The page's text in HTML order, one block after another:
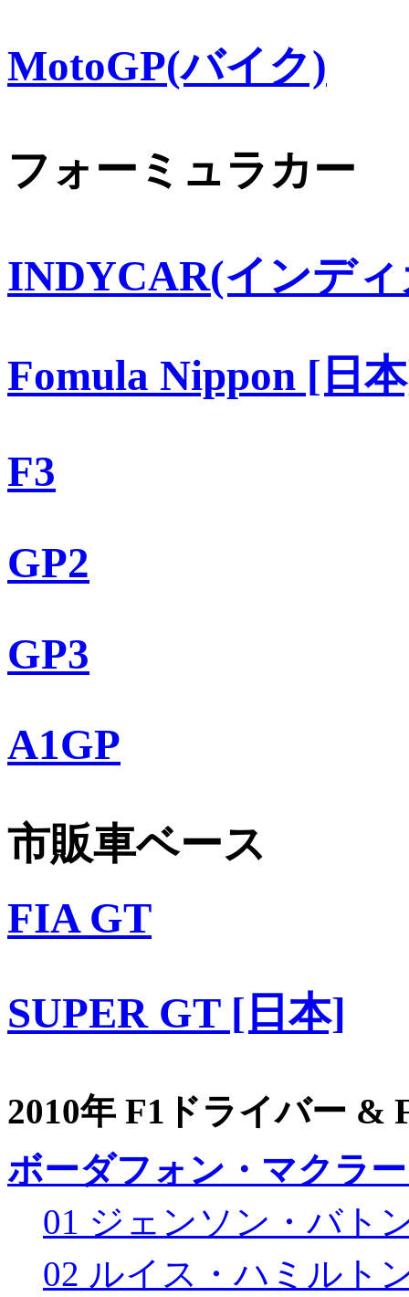
MotoGP(バイク)
フォーミュラカー
INDYCAR(インデ
Fomula Nippon [日
F3
GP2
GP3
A1GP
市販車ベース
FIA GT
SUPER GT [日本]
2010年 F1ドライバー &
ボーダフォン・マクラ
01 ジェンソン・バト
02 ルイス・ハミルト